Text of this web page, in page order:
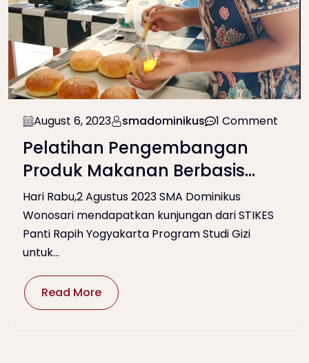
August 6, 2023 smadominikus 1 Comment
Pelatihan Pengembangan
Produk Makanan Berbasis
Potensi Lokal
Hari Rabu,2 Agustus 2023 SMA Dominikus
Wonosari mendapatkan kunjungan dari STIKES
Panti Rapih Yogyakarta Program Studi Gizi
untuk...
Read More